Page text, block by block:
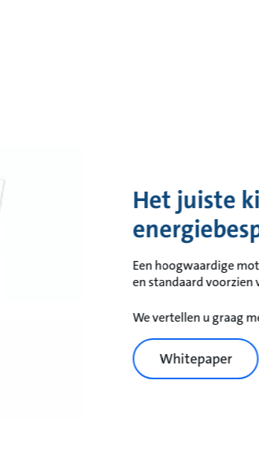
Het juiste
Een hoogwaardige
en standaard voorzien
We vertellen u graag
Whitepaper